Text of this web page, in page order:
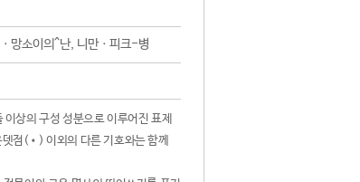
망소이의^난, 니만ㆍ피크-병
상의 구성 성분으로 이루어진 표제
점(•) 이외의 다른 기호와는 함께